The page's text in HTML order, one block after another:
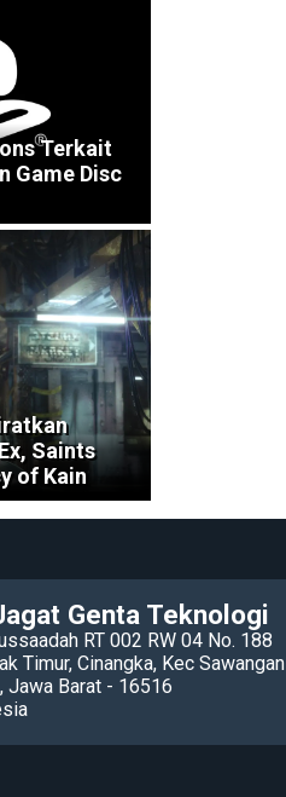
Terkait
Game Disc
Saints
of Kain
Genta Teknologi
RT 002 RW 04 No. 188
Timur, Cinangka, Kec Sawangan
Jawa Barat - 16516